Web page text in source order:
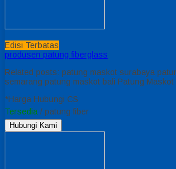
Edisi Terbatas
produsen patung fiberglass
Related posts: patung maskot surabaya
semarang patung maskot bali Patung Maskot
*Harga Hubungi CS
Tersedia / patung fiber
Hubungi Kami